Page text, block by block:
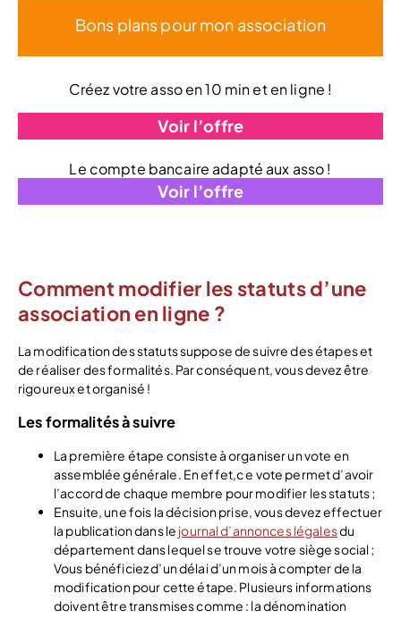
Bons plans pour mon association
Créez votre asso en 10 min et en ligne !
Voir l’offre
Le compte bancaire adapté aux asso !
Voir l’offre
Comment modifier les statuts d’une
association en ligne ?
La modification des statuts suppose de suivre des étapes et
de réaliser des formalités. Par conséquent, vous devez être
rigoureux et organisé !
Les formalités à suivre
La première étape consiste à organiser un vote en
assemblée générale. En effet,c e vote permet d’avoir
l’accord de chaque membre pour modifier les statuts ;
Ensuite, une fois la décision prise, vous devez effectuer
la publication dans le journal d’annonces légalesdu
département dans lequel se trouve votre siège social ;
Vous bénéficiez d’un délai d’un mois à compter de la
modification pour cette étape. Plusieurs informations
doivent être transmises comme : la dénomination